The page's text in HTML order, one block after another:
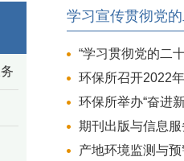
学习宣传贯彻党
“学习贯彻党的二
环保所召开2022
环保所举办“奋进
期刊出版与信息
产地环境监测与